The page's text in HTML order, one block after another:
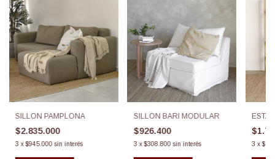
SILLON PAMPLONA
$2.835.000
3 x$945.000 sin interés
SILLON BARI MODULAR
$926.400
3 x$308.800 sin interés 3 x